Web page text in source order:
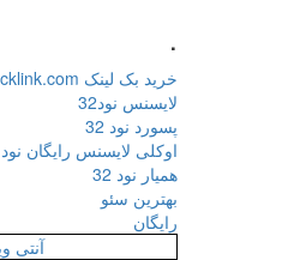
.
خرید بک لینک behtarinbacklink.com
لایسنس نود32
پسورد نود 32
اوکلی لایسنس رایگان نود 32
همیار نود 32
بهترین سئو
رایگان
آنتی